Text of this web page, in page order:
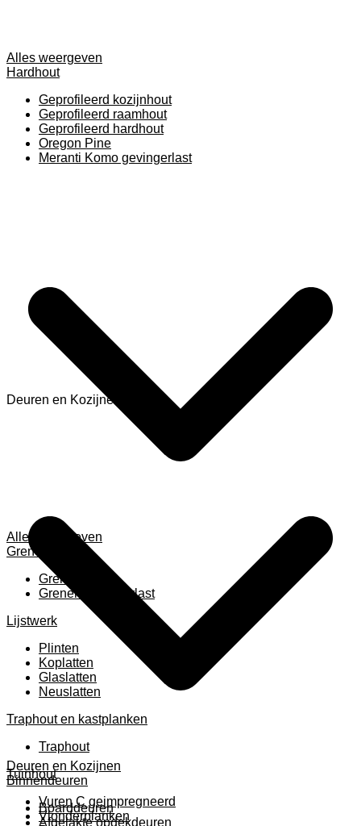
Alles weergeven
Hardhout
Geprofileerd kozijnhout
Geprofileerd raamhout
Geprofileerd hardhout
Oregon Pine
Meranti Komo gevingerlast
Alles weergeven
Grenen
Grenen B ruw
Grenen gevingerlast
Lijstwerk
Plinten
Koplatten
Glaslatten
Neuslatten
Traphout en kastplanken
Traphout
Tuinhout
Vuren C geimpregneerd
Vlonderplanken
Deuren en Kozijnen
Deuren en Kozijnen
Binnendeuren
Boarddeuren
Afgelakte opdekdeuren